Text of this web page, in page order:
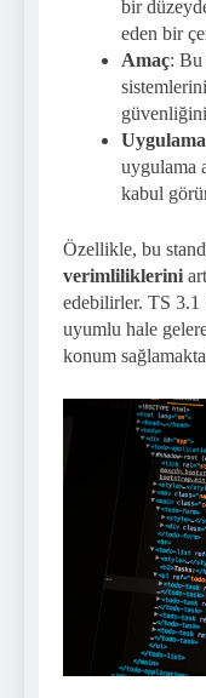
bir
eden bir
Amaç: Bu
güvenliğini
Uygulama
uygulama
kabul
Özellikle, bu
verimliliklerini
edebilirler. TS 3.1
uyumlu hale
konum